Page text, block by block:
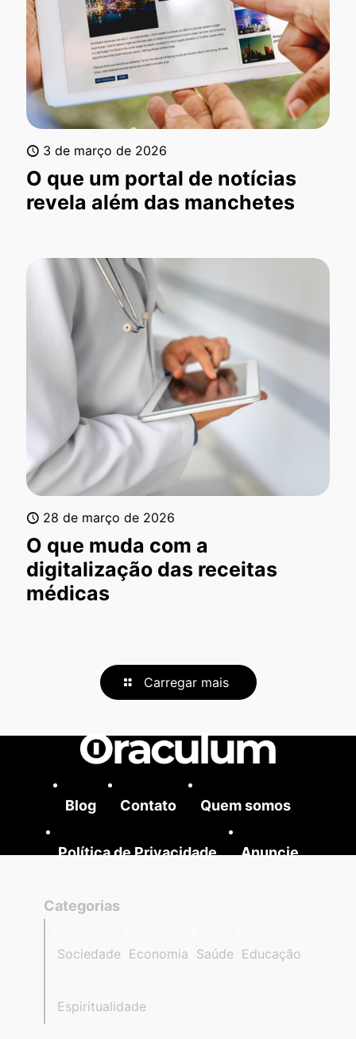
3 de março de 2026
O que um portal de notícias
revela além das manchetes
28 de março de 2026
O que muda com a
digitalização das receitas
médicas
Carregar mais
Blog Contato Quem somos
Política de Privacidade Anuncie
Categorias
Sociedade Economia Saúde Educação
Espiritualidade